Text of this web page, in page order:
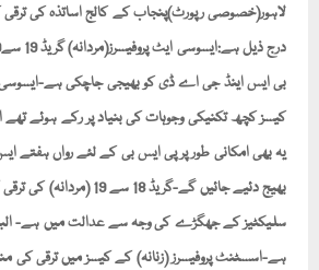
لاہور(خصوصی رپورٹ)پنجاب کے کالج اساتذہ کی
بی ایس اینڈ جی اے ڈی کو بھیجی جاچکی ہے-ایسوسی
کیسز کچھ تکنیکی وجوہات کی بنیاد پر رکے ہوئے
یہ بھی امکانی طور پر پی ایس بی کے لئے رواں ہفتے
بھیج دئیے جائیں گے-گریڈ 18 سے
سلیکٹیز کے جھگڑے کی وجہ سے عدالت میں ہے-